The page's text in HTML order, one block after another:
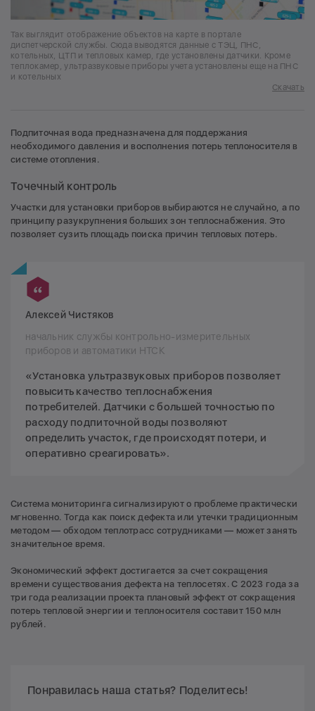
Так выглядит отображение объектов на карте в портале
диспетчерской службы. Сюда выводятся данные с ТЭЦ, ПНС,
котельных, ЦТП и тепловых камер, где установлены датчики. Кроме
теплокамер, ультразвуковые приборы учета установлены еще на ПНС
и котельных
Скачать
Подпиточная вода предназначена для поддержания
необходимого давления и восполнения потерь теплоносителя в
системе отопления.
Точечный контроль
Участки для установки приборов выбираются не случайно, а по
принципу разукрупнения больших зон теплоснабжения. Это
позволяет сузить площадь поиска причин тепловых потерь.
Алексей Чистяков
начальник службы контрольно-измерительных
приборов и автоматики НТСК
«Установка ультразвуковых приборов позволяет
повысить качество теплоснабжения
потребителей. Датчики с большей точностью по
расходу подпиточной воды позволяют
определить участок, где происходят потери, и
оперативно среагировать».
Система мониторинга сигнализируют о проблеме практически
мгновенно. Тогда как поиск дефекта или утечки традиционным
методом — обходом теплотрасс сотрудниками — может занять
значительное время.
Экономический эффект достигается за счет сокращения
времени существования дефекта на теплосетях. С 2023 года за
три года реализации проекта плановый эффект от сокращения
потерь тепловой энергии и теплоносителя составит 150 млн
рублей.
Понравилась наша статья? Поделитесь!